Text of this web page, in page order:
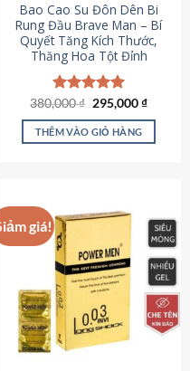
Bao Cao Su Đôn Dên Bi
Rung Đầu Brave Man – Bí
Quyết Tăng Kích Thước,
Thăng Hoa Tột Đỉnh
Được xếp
hạng5.00
5 sao
380,000₫ Giá
là:
380,000 ₫.
295,000₫Giá
tại
THÊM VÀO GIỎ HÀNG
giá!